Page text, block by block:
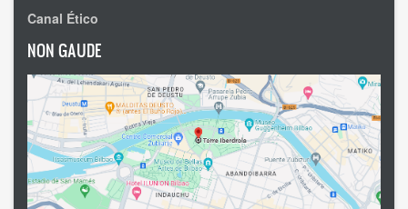
Canal Ético
NON GAUDE